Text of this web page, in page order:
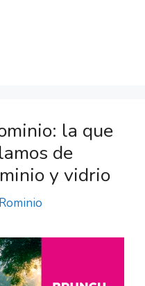
la que
de
y vidrio
Rominio